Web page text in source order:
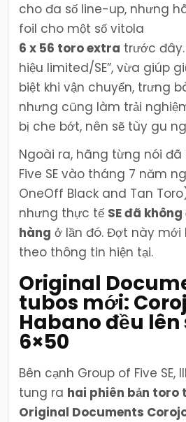
cho đa số line-up, nhưng
foil cho một số vitola
6 x 56 toro extra trước
hiệu limited/SE”, vừa giúp
biệt khi vận chuyển, trưng
nhưng cũng làm trải
bị che bớt, nên sẽ tùy gu
Ngoài ra, hãng từng nói đã
Five SE vào tháng 7 năm
OneOff Black and Tan
nhưng thực tế SE đã
hàng ở lần đó. Đợt này mới
theo thông tin hiện tại.
Original
tubos mới:
Habano đều lên
6×50
Bên cạnh Group of Five SE,
tung ra hai phiên bản toro
Original Documents